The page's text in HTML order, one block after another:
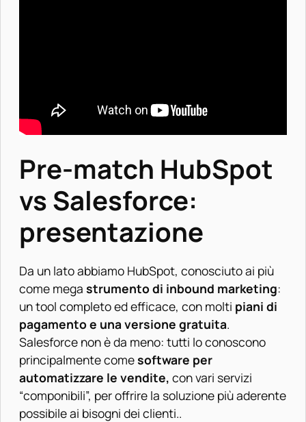
Pre-match HubSpot
vs Salesforce:
presentazione
Da un lato abbiamo HubSpot, conosciuto ai più
come mega strumento di inbound marketing:
un tool completo ed efficace, con molti piani di
pagamento e una versione gratuita.
Salesforce non è da meno: tutti lo conoscono
principalmente comesoftware per
automatizzare le vendite, con vari servizi
“componibili”, per offrire la soluzione più aderente
possibile ai bisogni dei clienti..